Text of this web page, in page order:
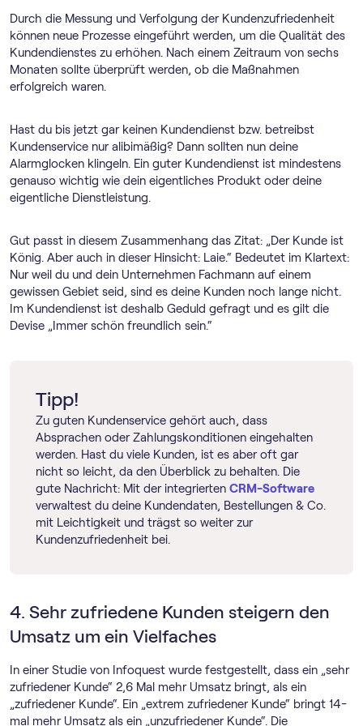
Durch die Messung und Verfolgung der Kundenzufriedenheit
können neue Prozesse eingeführt werden, um die Qualität des
Kundendienstes zu erhöhen. Nach einem Zeitraum von sechs
Monaten sollte überprüft werden, ob die Maßnahmen
erfolgreich waren.
Hast du bis jetzt gar keinen Kundendienst bzw. betreibst
Kundenservice nur alibimäßig? Dann sollten nun deine
Alarmglocken klingeln. Ein guter Kundendienst ist mindestens
genauso wichtig wie dein eigentliches Produkt oder deine
eigentliche Dienstleistung.
Gut passt in diesem Zusammenhang das Zitat: „Der Kunde ist
König. Aber auch in dieser Hinsicht: Laie.“ Bedeutet im Klartext:
Nur weil du und dein Unternehmen Fachmann auf einem
gewissen Gebiet seid, sind es deine Kunden noch lange nicht.
Im Kundendienst ist deshalb Geduld gefragt und es gilt die
Devise „Immer schön freundlich sein.“
Tipp!
Zu guten Kundenservice gehört auch, dass
Absprachen oder Zahlungskonditionen eingehalten
werden. Hast du viele Kunden, ist es aber oft gar
nicht so leicht, da den Überblick zu behalten. Die
gute Nachricht: Mit der integrierten CRM-Software
verwaltest du deine Kundendaten, Bestellungen & Co.
mit Leichtigkeit und trägst so weiter zur
Kundenzufriedenheit bei.
4. Sehr zufriedene Kunden steigern den
Umsatz um ein Vielfaches
In einer Studie von Infoquest wurde festgestellt, dass ein „sehr
zufriedener Kunde“ 2,6 Mal mehr Umsatz bringt, als ein
„zufriedener Kunde“. Ein „extrem zufriedener Kunde“ bringt 14-
mal mehr Umsatz als ein „unzufriedener Kunde“. Die